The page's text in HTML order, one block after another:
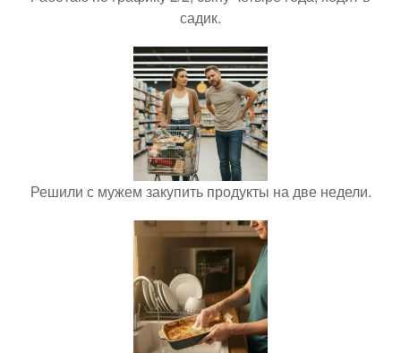
садик.
Решили с мужем закупить продукты на две недели.